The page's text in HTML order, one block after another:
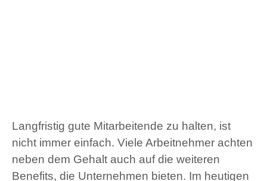
Langfristig gute Mitarbeitende zu halten, ist
nicht immer einfach. Viele Arbeitnehmer achten
neben dem Gehalt auch auf die weiteren
Benefits, die Unternehmen bieten. Im heutigen